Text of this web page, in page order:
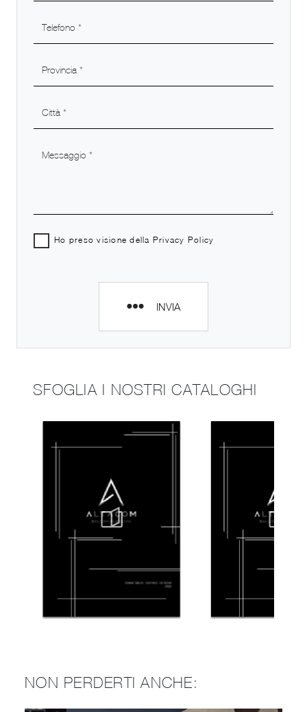
Ho preso visione della Privacy Policy
INVIA
SFOGLIA I NOSTRI CATALOGHI
NON PERDERTI ANCHE: